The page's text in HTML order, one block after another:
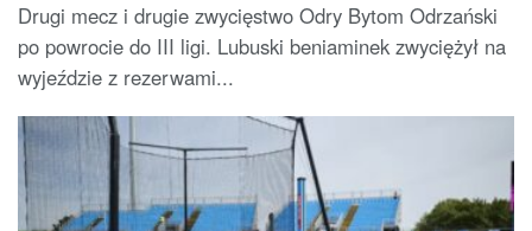
Drugi mecz i drugie zwycięstwo Odry Bytom Odrzański
po powrocie do III ligi. Lubuski beniaminek zwyciężył na
wyjeździe z rezerwami...